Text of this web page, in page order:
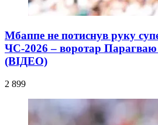
Мбаппе не потиснув руку
ЧС-2026 – воротар Парагваю
(ВІДЕО)
2 899